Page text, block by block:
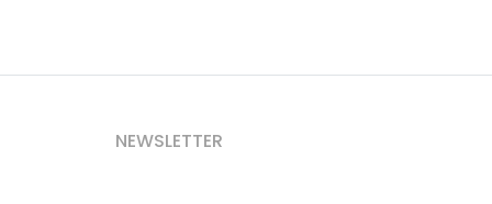
NEWSLETTER